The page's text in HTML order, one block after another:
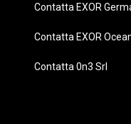
Contatta EXOR
Contatta EXOR
Contatta 0n3 Srl